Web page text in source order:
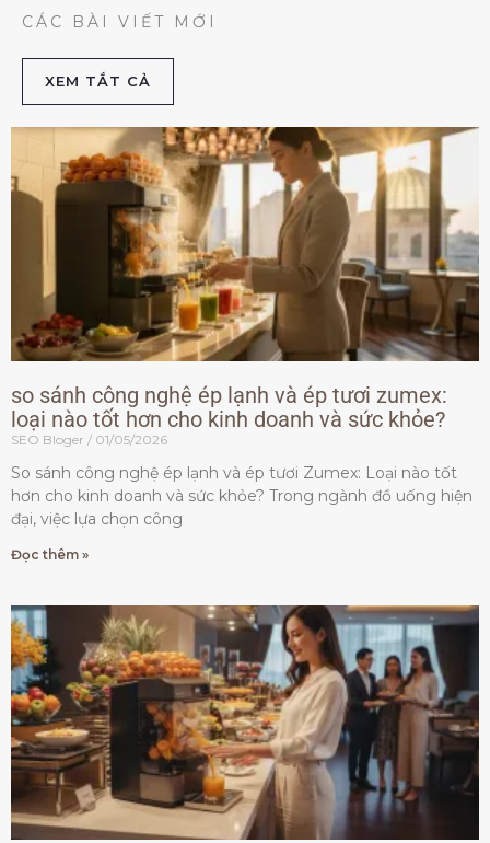
CÁC BÀI VIẾT MỚI
XEM TẮT CẢ
so sánh công nghệ ép lạnh và ép tươi zumex:
loại nào tốt hơn cho kinh doanh và sức khỏe?
SEO Bloger 01/05/2026
So sánh công nghệ ép lạnh và ép tươi Zumex: Loại nào tốt
hơn cho kinh doanh và sức khỏe? Trong ngành đồ uống hiện
đại, việc lựa chọn công
Đọc thêm »